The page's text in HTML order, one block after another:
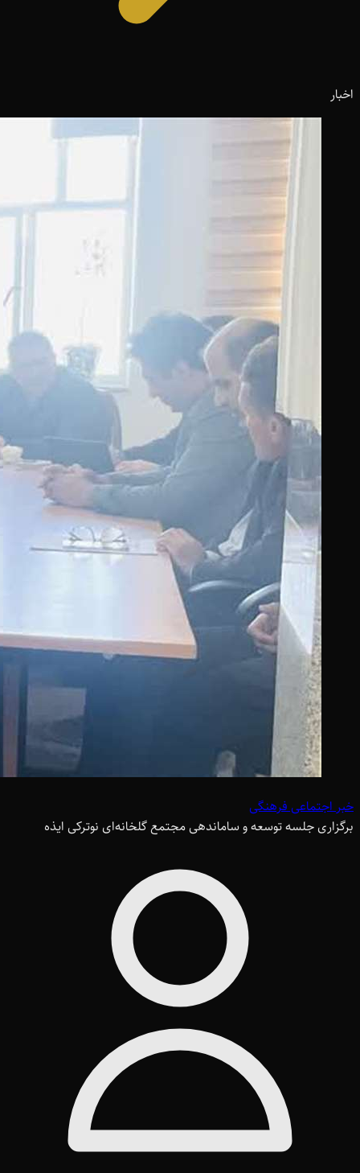
اخبار
خبر اجتماعی فرهنگی
برگزاری جلسه توسعه و ساماندهی مجتمع گلخانه‌ای نوترکی ایذه